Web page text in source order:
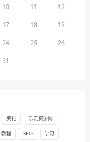
10 11 12
17 18 19
24 25 26
31
美化 乐云资源网
教程 SEO 学习